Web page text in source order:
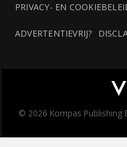
PRIVACY- EN
ADVERTENTIEVRIJ?
© 2026 Kompas Publishing